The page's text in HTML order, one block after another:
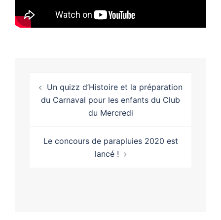
d’article
Un quizz d’Histoire et la préparation
du Carnaval pour les enfants du Club
du Mercredi
Le concours de parapluies 2020 est
lancé !